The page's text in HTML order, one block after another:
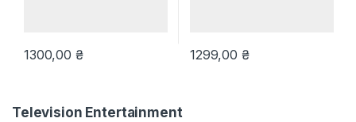
1300,00 ₴ 1299,00 ₴
Television Entertainment